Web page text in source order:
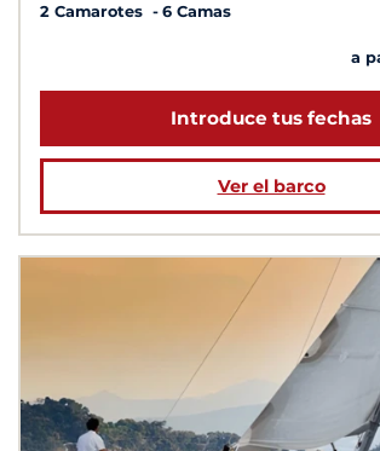
2 Camarotes
6 Camas
a
Introduce tus fechas
Ver el barco